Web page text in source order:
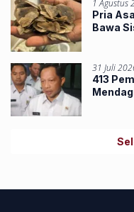
1 Agustus
Pria
Bawa
31 Juli
413